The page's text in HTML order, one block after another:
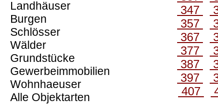
Landhäuser
Burgen
Schlösser
Wälder
Grundstücke
Gewerbeimmobilien
Wohnhaeuser
Alle Objektarten
347
357
367
377
387
397
407